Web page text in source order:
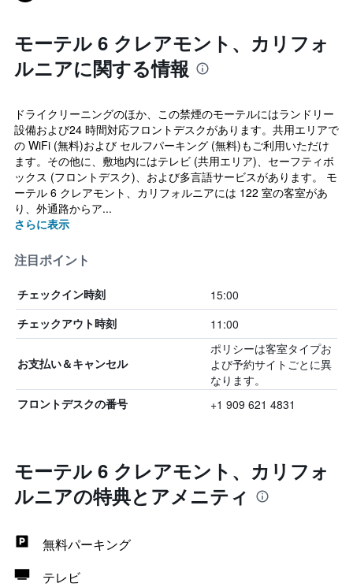
モーテル 6 クレアモント、カリフォ
ルニアに関する情報
ドライクリーニングのほか、この禁煙のモーテルにはランドリー
設備および24 時間対応フロントデスクがあります。共用エリアで
の WiFi (無料)および セルフパーキング (無料)もご利用いただけ
ます。その他に、敷地内にはテレビ (共用エリア)、セーフティボ
ックス (フロントデスク)、および多言語サービスがあります。 モ
ーテル 6 クレアモント、カリフォルニアには 122 室の客室があ
り、外通路からア...
さらに表示
注目ポイント
チェックイン時刻 15:00
チェックアウト時刻 11:00
お支払い＆キャンセル
ポリシーは客室タイプお
よび予約サイトごとに異
なります。
フロントデスクの番号 +1 909 621 4831
モーテル 6 クレアモント、カリフォ
ルニアの特典とアメニティ
無料パーキング
テレビ